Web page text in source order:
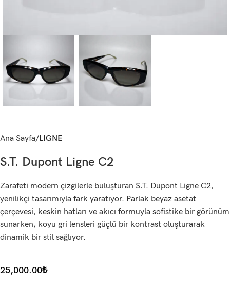
Ana Sayfa LIGNE
S.T. Dupont Ligne C2
Zarafeti modern çizgilerle buluşturan S.T. Dupont Ligne C2,
yenilikçi tasarımıyla fark yaratıyor. Parlak beyaz asetat
çerçevesi, keskin hatları ve akıcı formuyla sofistike bir görünüm
sunarken, koyu gri lensleri güçlü bir kontrast oluşturarak
dinamik bir stil sağlıyor.
25,000.00₺